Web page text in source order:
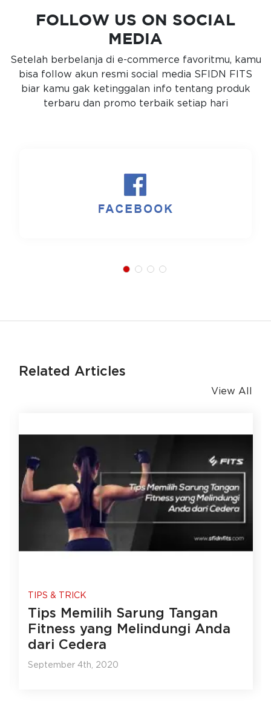
FOLLOW US ON SOCIAL
MEDIA
Setelah berbelanja di e-commerce favoritmu, kamu
bisa follow akun resmi social media SFIDN FITS
biar kamu gak ketinggalan info tentang produk
terbaru dan promo terbaik setiap hari
Related Articles
View All
TIPS & TRICK
Tips Memilih Sarung Tangan
Fitness yang Melindungi Anda
dari Cedera
September 4th, 2020